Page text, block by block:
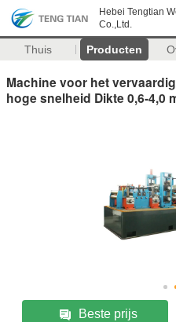
Hebei Tengtian
Co.,Ltd.
Thuis Producten
Machine voor het
hoge snelheid Dikte 0,6-4,0
Beste prijs